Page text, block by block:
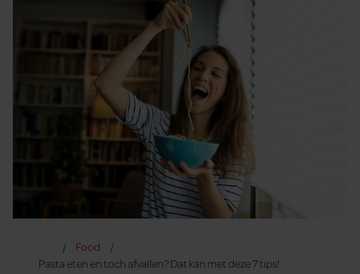
Food
Pasta eten en toch afvallen? Dat kan met deze 7 tips!